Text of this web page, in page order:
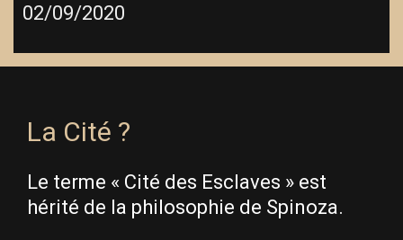
02/09/2020
La Cité ?
Le terme « Cité des Esclaves » est
hérité de la philosophie de Spinoza.